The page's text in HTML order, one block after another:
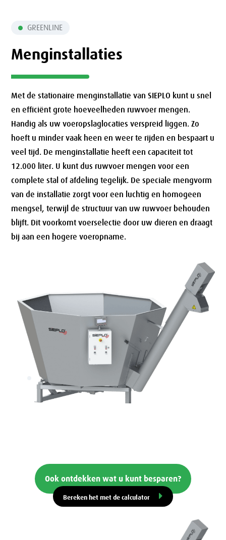
GREENLINE
Menginstallaties
Met de stationaire menginstallatie van SIEPLO kunt u snel
en efficiënt grote hoeveelheden ruwvoer mengen.
Handig als uw voeropslaglocaties verspreid liggen. Zo
hoeft u minder vaak heen en weer te rijden en bespaart u
veel tijd. De menginstallatie heeft een capaciteit tot
12.000 liter. U kunt dus ruwvoer mengen voor een
complete stal of afdeling tegelijk. De speciale mengvorm
van de installatie zorgt voor een luchtig en homogeen
mengsel, terwijl de structuur van uw ruwvoer behouden
blijft. Dit voorkomt voerselectie door uw dieren en draagt
bij aan een hogere voeropname.
Ook ontdekken wat u kunt besparen?
Bereken het met de calculator